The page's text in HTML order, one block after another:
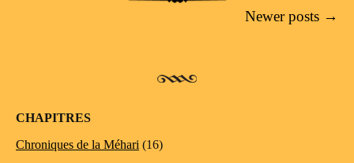
Newer posts →
CHAPITRES
Chroniques de la Méhari (16)